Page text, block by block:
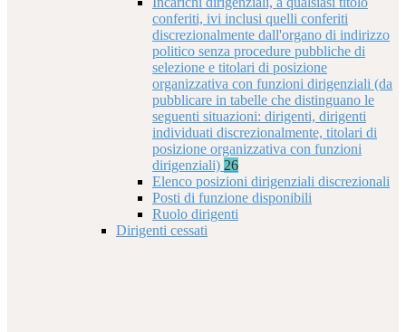
conferiti, ivi inclusi quelli conferiti
discrezionalmente dall'organo di indirizzo
politico senza procedure pubbliche di
selezione e titolari di posizione
organizzativa con funzioni dirigenziali (da
pubblicare in tabelle che distinguano le
seguenti situazioni: dirigenti, dirigenti
individuati discrezionalmente, titolari di
posizione organizzativa con funzioni
dirigenziali) 26
Elenco posizioni dirigenziali discrezionali
Posti di funzione disponibili
Ruolo dirigenti
Dirigenti cessati